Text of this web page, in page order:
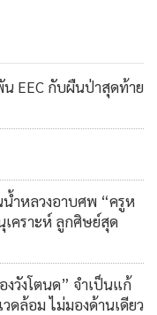
อก เตรียมรับการ
ทุกภาคส่วน
EEC กับผืนป่าสุดท้าย
ำหลวงอาบศพ “ครูห
เคราะห์ ลูกศิษย์สุด
วังโตนด” จำเป็นแก้
ดล้อม ไม่มองด้านเดียว